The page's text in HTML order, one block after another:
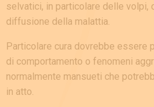
selvatici, in particolare delle volpi,
diffusione della malattia.
Particolare cura dovrebbe essere
di comportamento o fenomeni
normalmente mansueti che
in atto.